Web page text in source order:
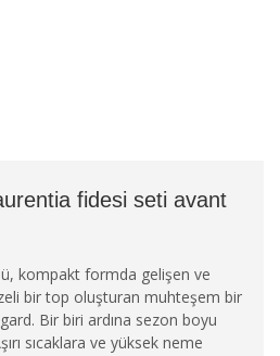
fidesi seti avant
kompakt formda gelişen ve
bir top oluşturan muhteşem bir
Bir biri ardına sezon boyu
sıcaklara ve yüksek neme